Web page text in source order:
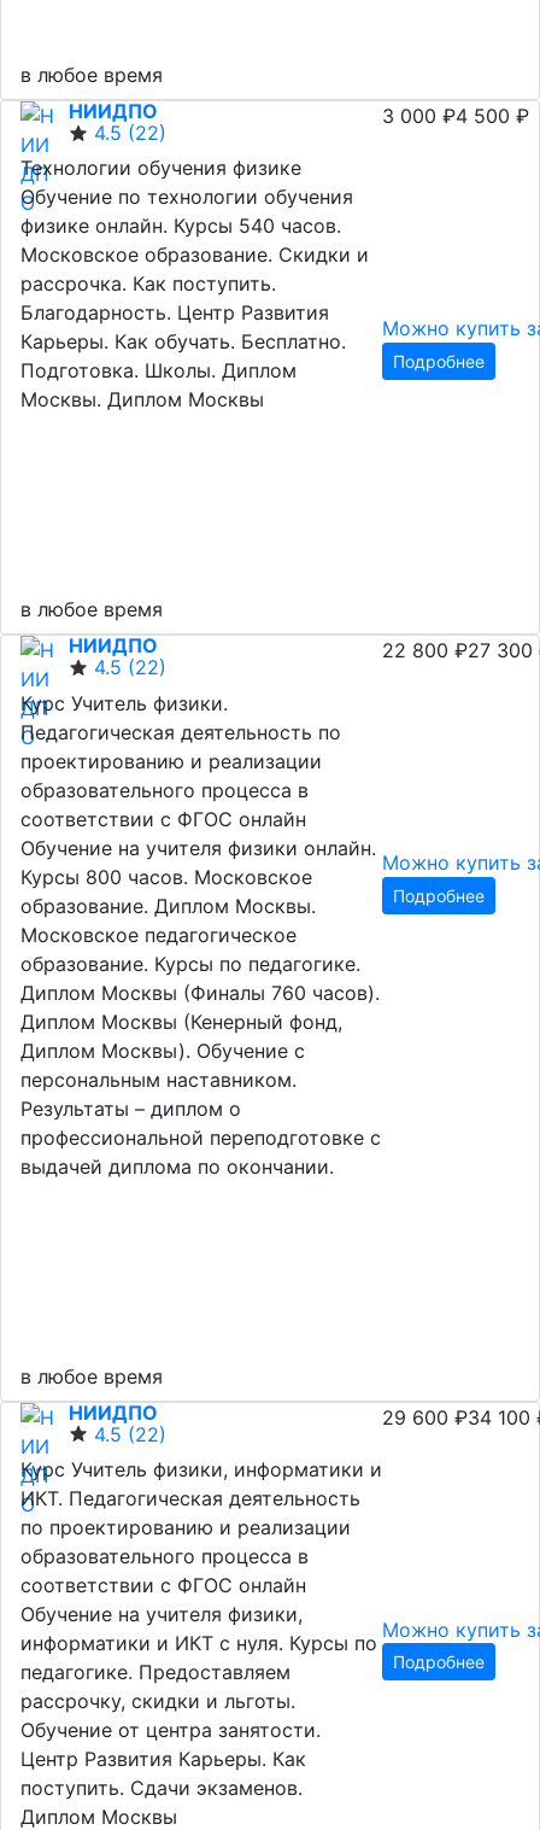
в любое время
НИИДПО
4.5 (22)
Технологии обучения физике
Обучение по технологии обучения
физике онлайн. Курсы 540 часов.
Московское образование. Скидки и
рассрочка. Как поступить.
Благодарность. Центр Развития
Карьеры. Как обучать. Бесплатно.
Подготовка. Школы. Диплом
Москвы. Диплом Москвы
в любое время
3 000 ₽4 500 ₽
Можно купить
Подробнее
НИИДПО
4.5 (22)
Курс Учитель физики.
Педагогическая деятельность по
проектированию и реализации
образовательного процесса в
соответствии с ФГОС онлайн
Обучение на учителя физики онлайн.
Курсы 800 часов. Московское
образование. Диплом Москвы.
Московское педагогическое
образование. Курсы по педагогике.
Диплом Москвы (Финалы 760 часов).
Диплом Москвы (Кенерный фонд,
Диплом Москвы). Обучение с
персональным наставником.
Результаты – диплом о
профессиональной переподготовке с
выдачей диплома по окончании.
в любое время
22 800 ₽27 300
Можно купить
Подробнее
НИИДПО
4.5 (22)
Курс Учитель физики, информатики и
ИКТ. Педагогическая деятельность
по проектированию и реализации
образовательного процесса в
соответствии с ФГОС онлайн
Обучение на учителя физики,
информатики и ИКТ с нуля. Курсы по
педагогике. Предоставляем
рассрочку, скидки и льготы.
Обучение от центра занятости.
Центр Развития Карьеры. Как
поступить. Сдачи экзаменов.
Диплом Москвы
29 600 ₽34 100
Можно купить
Подробнее